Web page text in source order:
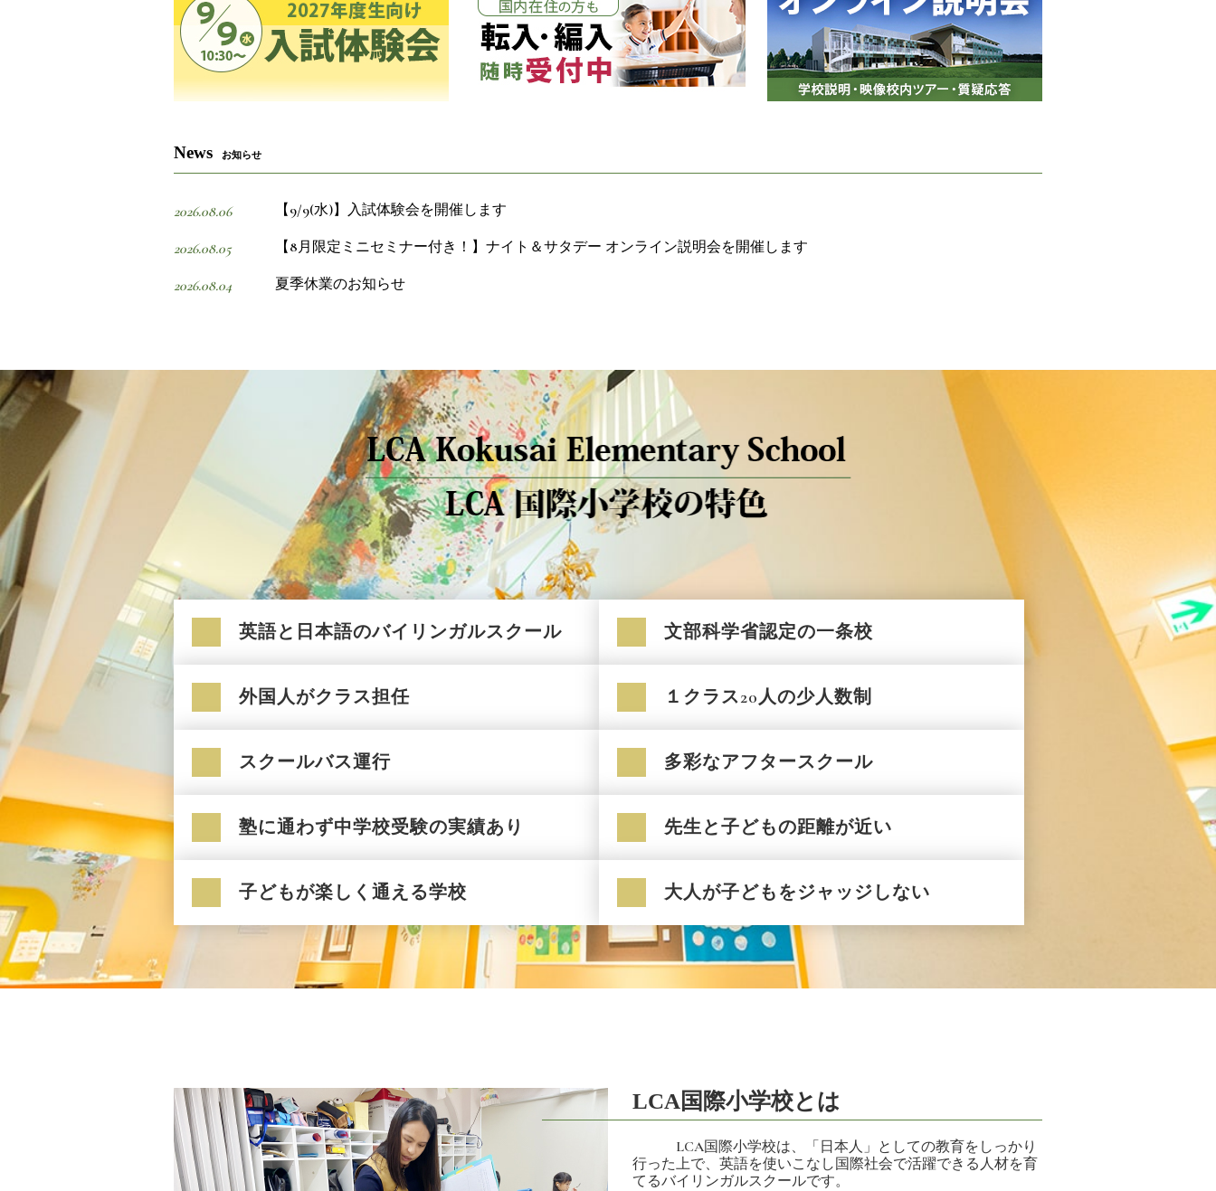
News お知らせ
2026.08.06 【9/9(水)】入試体験会を開催します
2026.08.05 【8月限定ミニセミナー付き！】ナイト＆サタデー オンライン説明会を開催します
2026.08.04 夏季休業のお知らせ
英語と日本語のバイリンガルスクール 文部科学省認定の一条校
外国人がクラス担任 １クラス20人の少人数制
スクールバス運行 多彩なアフタースクール
塾に通わず中学校受験の実績あり 先生と子どもの距離が近い
子どもが楽しく通える学校 大人が子どもをジャッジしない
LCA国際小学校とは
LCA国際小学校は、「日本人」としての教育をしっかり
行った上で、英語を使いこなし国際社会で活躍できる人材を育
てるバイリンガルスクールです。